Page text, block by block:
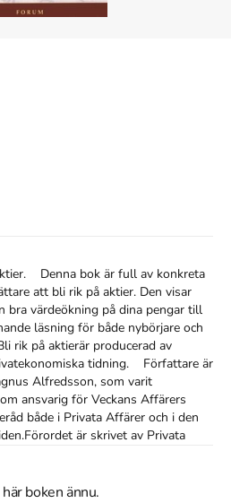
Denna bok är full av konkreta
att bli rik på aktier. Den visar
bra värdeökning på dina pengar till
läsning för både nybörjare och
rik på aktierär producerad av
tidning.    Författare är
Alfredsson, som varit
ansvarig för Veckans Affärers
både i Privata Affärer och i den
är skrivet av Privata
Andersson, som i boken berättar
boken ännu.